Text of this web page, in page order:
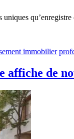
immobilier
affiche de